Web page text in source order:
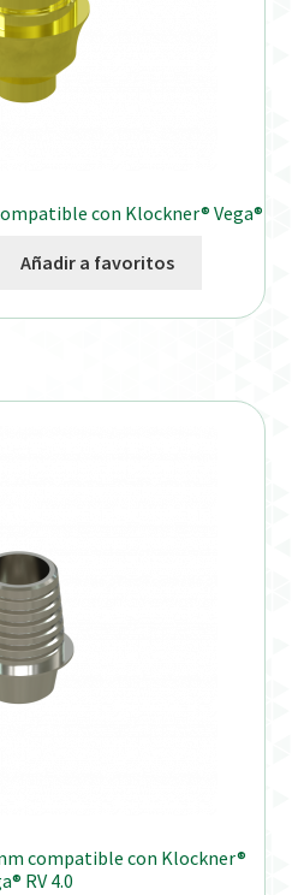
con Klockner® Vega®
Añadir a favoritos
compatible con Klockner®
RV 4.0